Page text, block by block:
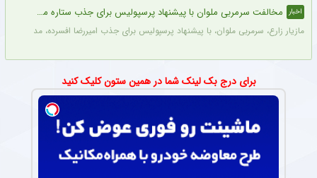
اخبار مخالفت سرمربی ملوان با پیشنهاد پرسپولیس برای جذب ستاره محبوبش
مازیار زارع، سرمربی ملوان، با پیشنهاد پرسپولیس برای جذب امیررضا افسرده، مدافع
برای درج بک لینک شما در همین ستون کلیک کنید